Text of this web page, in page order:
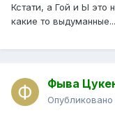
Кстати, а Гой и Ы это
какие то
Фыва
Опубликовано